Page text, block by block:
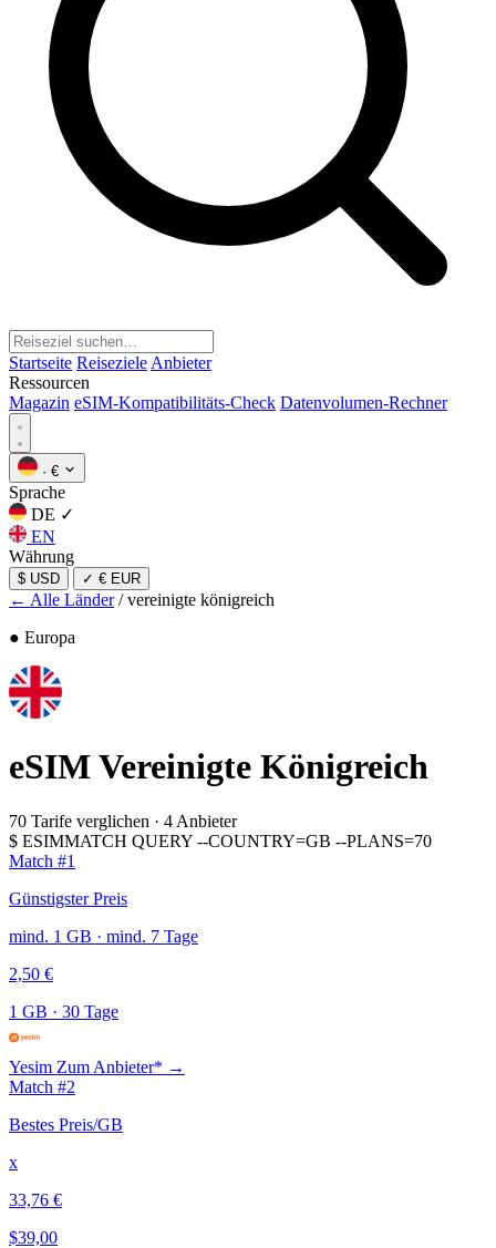
Startseite Reiseziele Anbieter
Ressourcen
Magazin eSIM-Kompatibilitäts-Check Datenvolumen-Rechner
· €
Sprache
DE ✓
EN
Währung
$ USD ✓ € EUR
← Alle Länder / vereinigte königreich
● Europa
eSIMVereinigte Königreich
70 Tarife verglichen · 4 Anbieter
$ ESIMMATCH QUERY --COUNTRY=GB --PLANS=70
Match #1
Günstigster Preis
mind. 1 GB · mind. 7 Tage
2,50 €
1 GB · 30 Tage
Yesim Zum Anbieter* →
Match #2
Bestes Preis/GB
x
33,76 €
$39,00